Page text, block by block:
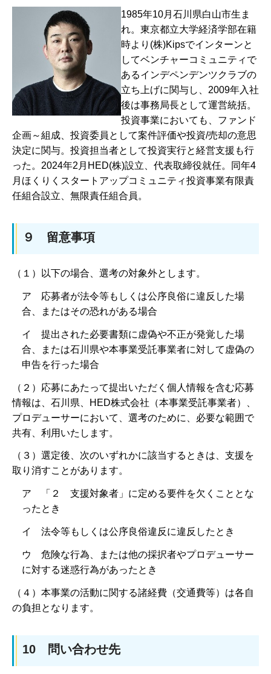
1985年10月石川県白山市生ま
れ。東京都立大学経済学部在籍
時より(株)Kipsでインターンと
してベンチャーコミュニティで
あるインデペンデンツクラブの
立ち上げに関与し、2009年入社
後は事務局長として運営統括。
投資事業においても、ファンド
企画～組成、投資委員として案件評価や投資/売却の意思
決定に関与。投資担当者として投資実行と経営支援も行
った。2024年2月HED(株)設立、代表取締役就任。同年4
月ほくりくスタートアップコミュニティ投資事業有限責
任組合設立、無限責任組合員。
９ 留意事項
（１）以下の場合、選考の対象外とします。
ア 応募者が法令等もしくは公序良俗に違反した場
合、またはその恐れがある場合
イ 提出された必要書類に虚偽や不正が発覚した場
合、または石川県や本事業受託事業者に対して虚偽の
申告を行った場合
（２）応募にあたって提出いただく個人情報を含む応募
情報は、石川県、HED株式会社（本事業受託事業者）、
プロデューサーにおいて、選考のために、必要な範囲で
共有、利用いたします。
（３）選定後、次のいずれかに該当するときは、支援を
取り消すことがあります。
ア 「２ 支援対象者」に定める要件を欠くこととな
ったとき
イ 法令等もしくは公序良俗違反に違反したとき
ウ 危険な行為、または他の採択者やプロデューサー
に対する迷惑行為があったとき
（４）本事業の活動に関する諸経費（交通費等）は各自
の負担となります。
10 問い合わせ先